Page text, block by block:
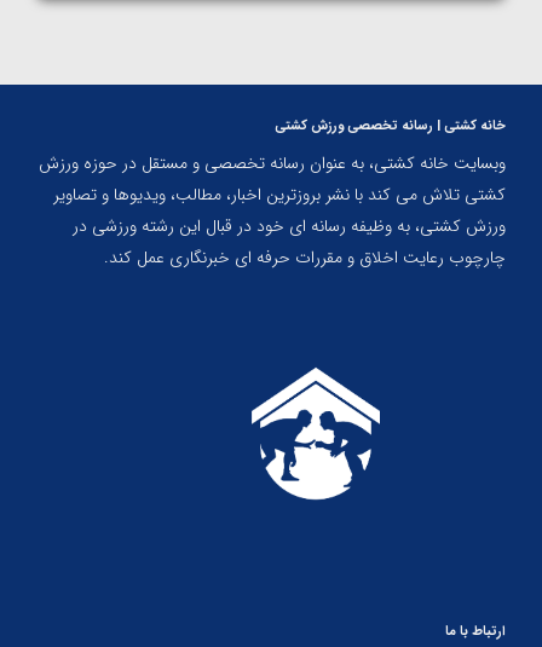
خانه کشتی | رسانه تخصصی ورزش کشتی
وبسایت خانه کشتی، به عنوان رسانه تخصصی و مستقل در حوزه ورزش
کشتی تلاش می کند با نشر بروزترین اخبار، مطالب، ویدیوها و تصاویر
ورزش کشتی، به وظیفه رسانه ای خود در قبال این رشته ورزشی در
چارچوب رعایت اخلاق و مقررات حرفه ای خبرنگاری عمل کند.
ارتباط با ما